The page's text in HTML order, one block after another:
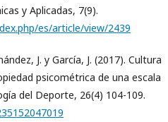
y Aplicadas, 7(9).
es/article/view/2439
J. y García, J. (2017). Cultura
psicométrica de una escala
del Deporte, 26(4) 104-109.